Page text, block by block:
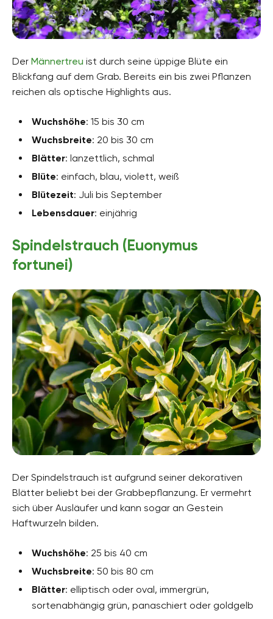
Der Männertreu ist durch seine üppige Blüte ein
Blickfang auf dem Grab. Bereits ein bis zwei Pflanzen
reichen als optische Highlights aus.
Wuchshöhe: 15 bis 30 cm
Wuchsbreite: 20 bis 30 cm
Blätter: lanzettlich, schmal
Blüte: einfach, blau, violett, weiß
Blütezeit: Juli bis September
Lebensdauer: einjährig
Spindelstrauch (Euonymus
fortunei)
Der Spindelstrauch ist aufgrund seiner dekorativen
Blätter beliebt bei der Grabbepflanzung. Er vermehrt
sich über Ausläufer und kann sogar an Gestein
Haftwurzeln bilden.
Wuchshöhe: 25 bis 40 cm
Wuchsbreite: 50 bis 80 cm
Blätter: elliptisch oder oval, immergrün,
sortenabhängig grün, panaschiert oder goldgelb